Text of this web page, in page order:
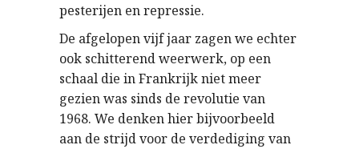
pesterijen en repressie.
De afgelopen vijf jaar zagen we echter
ook schitterend weerwerk, op een
schaal die in Frankrijk niet meer
gezien was sinds de revolutie van
1968. We denken hier bijvoorbeeld
aan de strijd voor de verdediging van